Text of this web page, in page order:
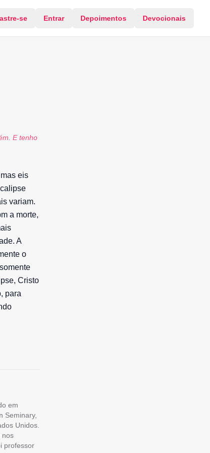
se Entrar Depoimentos Devocionais
E tenho
eis
variam.
a morte,
A
o
Cristo
para
em
Seminary,
Unidos.
nos
professor